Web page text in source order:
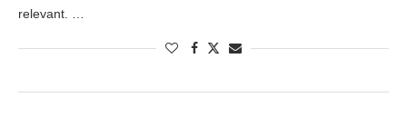
relevant. …